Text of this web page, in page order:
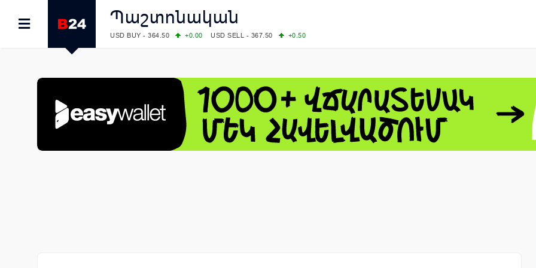
Պաշտոնական
USD BUY - 364.50 +0.00 USD SELL - 367.50
+0.50
COMEX: PLATINUM - 1769.70
LME: ALUMINIUM - 3184.00
-0.27 COPPER - 13791.00
-0.12
LME: NICKEL - 17249.00
+0.09 TIN - 55268.00
+2.50
LME: LEAD - 1877.50
-1.00 ZINC - 3643.00
+1.43
FOREX: USD/JPY - 157.49
-0.06 EUR/GBP - 1.1535
+0.25
FOREX: EUR/USD - 1.1535
+0.25 GBP/USD - 1.3454
+0.21